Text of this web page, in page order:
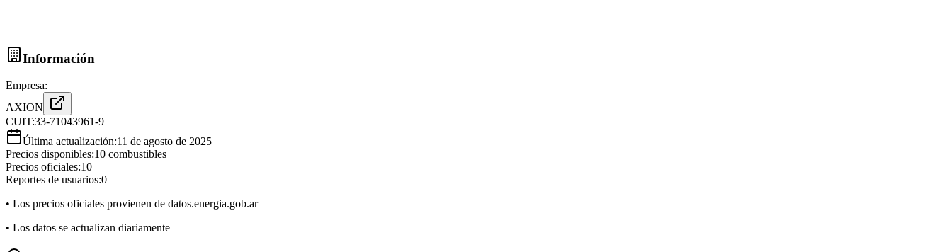
Información
Empresa:
AXION
CUIT:33-71043961-9
Última actualización:11 de agosto de 2025
Precios disponibles:10 combustibles
Precios oficiales:10
Reportes de usuarios:0
• Los precios oficiales provienen de datos.energia.gob.ar
• Los datos se actualizan diariamente